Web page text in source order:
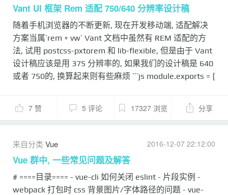
Vant UI 框架 Rem 适配 750/640 分辨率设计稿
随着手机浏览器的不断更新, 现在开发移动端, 适配解决
方案当属`rem + vw` Vant 文档中虽然有 REM 适配的方
法, 试用 postcss-pxtorem 和 lib-flexible, 但是由于 Vant
设计稿应该是用 375 分辨率的, 如果我们的设计稿是 640
或者 750的, 换算起来则有些麻烦 ```js module.exports = {
'iOS >= 7'] }, 'postcss-pxtorem': { rootValue: 37.5,
propList: ['*'] } } } ``` 这里如果直接修改了`rootValue`来适
先看`rem + vw`的 less 配置: ```less // 设计稿宽度
计...
7 赞 5 评论 17327 浏览 分享
来自分类 Vue 2016-12-07 22:12:00
Vue 群中, 一些常见问题及解答
# ====目录==== - vue-cli 如何关闭 eslint - 片段实例 -
webpack 打包时 css 背景图片/字体路径的问题 - vue-